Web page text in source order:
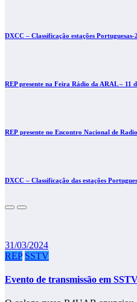
DXCC – Classificação estações Portuguesas-
REP presente na Feira Rádio da ARAL – 11
REP presente no Encontro Nacional de
DXCC – Classificação das estações
31/03/2024
REP SSTV
Evento de transmissão em